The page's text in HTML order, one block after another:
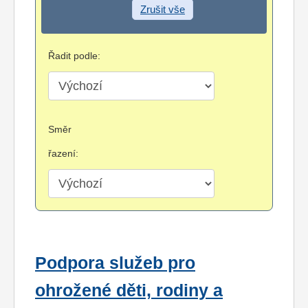
Zrušit vše
Řadit podle:
Směr
řazení:
Podpora služeb pro
ohrožené děti, rodiny a